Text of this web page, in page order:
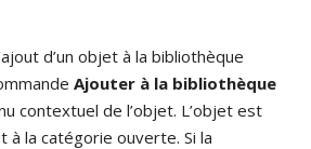
d’un objet à la bibliothèque
Ajouter à la bibliothèque
contextuel de l’objet. L’objet est
à la catégorie ouverte. Si la